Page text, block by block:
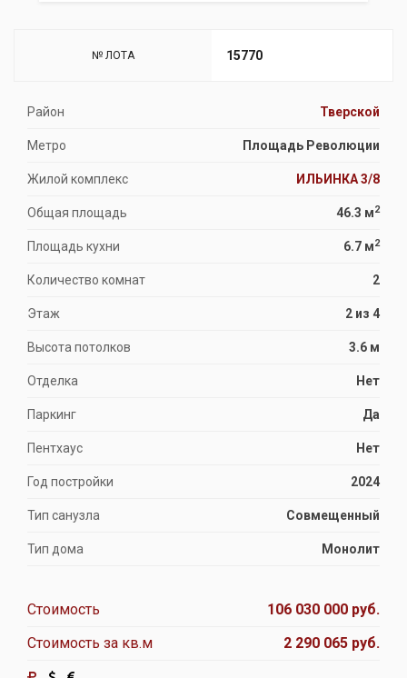
№ ЛОТА 15770
Район Тверской
Метро Площадь Революции
Жилой комплекс ИЛЬИНКА 3/8
Общая площадь 46.3 м2
Площадь кухни 6.7 м2
Количество комнат 2
Этаж 2 из 4
Высота потолков 3.6 м
Отделка Нет
Паркинг Да
Пентхаус Нет
Год постройки 2024
Тип санузла Совмещенный
Тип дома Монолит
Стоимость
106 030 000 руб.
Стоимость за кв.м
2 290 065 руб.